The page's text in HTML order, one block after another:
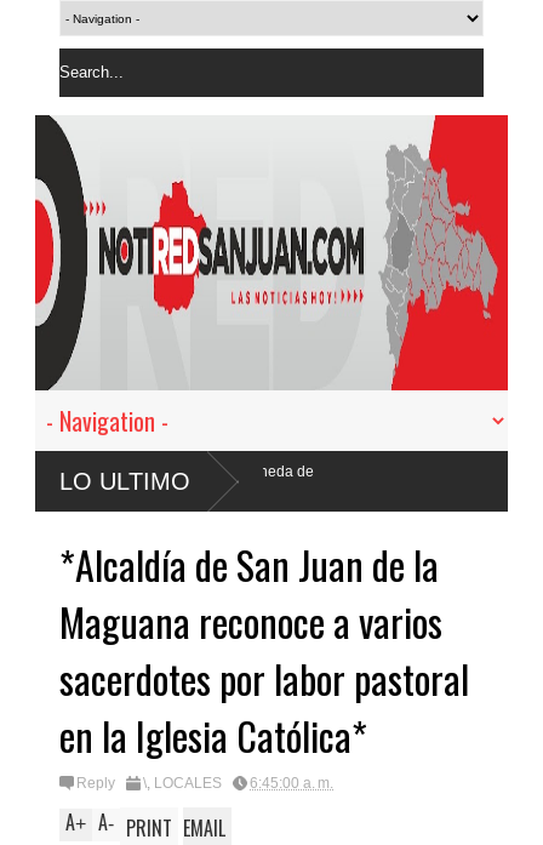
LO ULTIMO
cambio en moneda de
*Alcaldía de San Juan de la
Maguana reconoce a varios
sacerdotes por labor pastoral
en la Iglesia Católica*
Reply \, LOCALES 6:45:00 a. m.
A+ A- PRINT EMAIL